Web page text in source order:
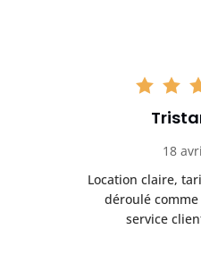
18
Location claire,
déroulé
service